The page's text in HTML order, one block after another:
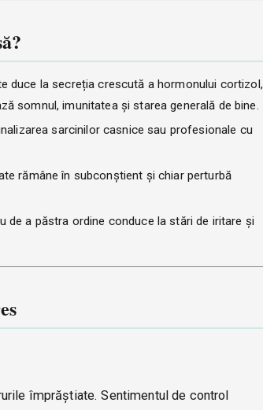
duce la secreția crescută a hormonului cortizol,
somnul, imunitatea și starea generală de bine.
sarcinilor casnice sau profesionale cu
rămâne în subconștient și chiar perturbă
de a păstra ordine conduce la stări de iritare și
împrăștiate. Sentimentul de control